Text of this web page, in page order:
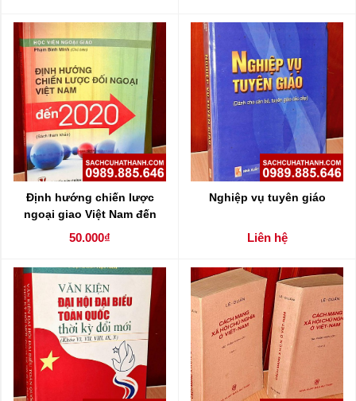
Định hướng chiến lược
ngoại giao Việt Nam đến
2020 ( sách chuyên khảo )
50.000₫
Nghiệp vụ tuyên giáo
Liên hệ